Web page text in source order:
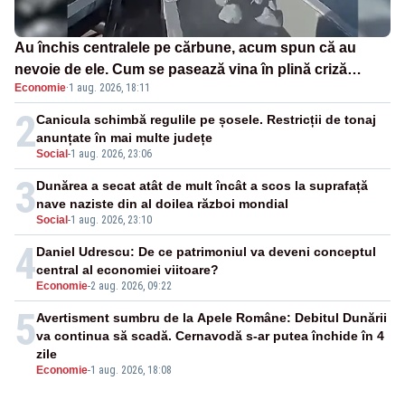
Au închis centralele pe cărbune, acum spun că au
nevoie de ele. Cum se pasează vina în plină criză
energetică
Economie·1 aug. 2026, 18:11
2Social -1 aug. 2026, 23:06
Canicula schimbă regulile pe șosele. Restricții de tonaj
anunțate în mai multe județe
3Social -1 aug. 2026, 23:10
Dunărea a secat atât de mult încât a scos la suprafață
nave naziste din al doilea război mondial
4 Economie-2 aug. 2026, 09:22
Daniel Udrescu: De ce patrimoniul va deveni conceptul
central al economiei viitoare?
5
Economie-1 aug. 2026, 18:08
Avertisment sumbru de la Apele Române: Debitul Dunării
va continua să scadă. Cernavodă s-ar putea închide în 4
zile